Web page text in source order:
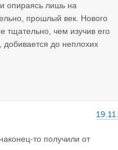
опираясь лишь на
прошлый век. Нового
тщательно, чем изучив его
добивается до неплохих
то получили от